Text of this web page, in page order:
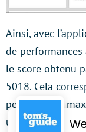
Ainsi, avec
de
le score obtenu
5018. Cela
performance
ultrabook à